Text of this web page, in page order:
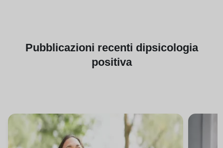
Pubblicazioni recenti dipsicologia
positiva